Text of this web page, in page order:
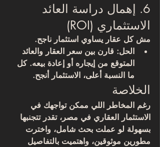
6. إهمال دراسة العائد
الاستثماري (ROI)
مش كل عقار يساوي استثمار ناجح.
الحل: قارن بين سعر العقار والعائد
المتوقع من إيجاره أو إعادة بيعه. كل
ما النسبة أعلى، الاستثمار أنجح.
الخلاصة
رغم المخاطر اللي ممكن تواجهك في
الاستثمار العقاري في مصر، تقدر تتجنبها
بسهولة لو عملت بحث شامل، واخترت
مطورين موثوقين، واهتميت بالتفاصيل